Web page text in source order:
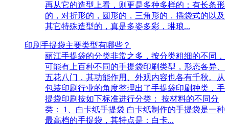
再从它的造型上看，则更是多种多样的：有长条形
的，对折形的，圆形的，三角形的，插袋式的以及
其它特殊造型的，真是多姿多彩，琳琅...
印刷手提袋主要类型有哪些？
丽江手提袋的分类非常之多，按分类粗细的不同，
可能有上百种不同的手提袋印刷类型，形态各异、
五花八门，其功能作用、外观内容也各有千秋。从
包装印刷行业的角度整理出了手提袋印刷种类，手
提袋印刷按如下标准进行分类： 按材料的不同分
类： 1、白卡纸手提袋 白卡纸制作的手提袋是一种
最高档的手提袋，其特点是：白卡...